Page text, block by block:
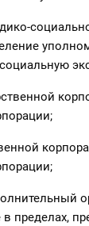
в пределах,